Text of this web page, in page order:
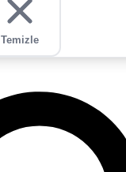
Temizle